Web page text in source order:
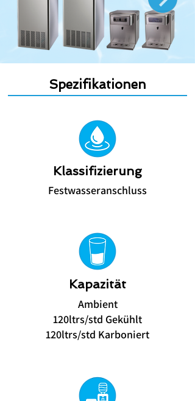
Spezifikationen
Klassifizierung
Festwasseranschluss
Kapazität
Ambient
​120ltrs/std Gekühlt
120ltrs/std Karboniert